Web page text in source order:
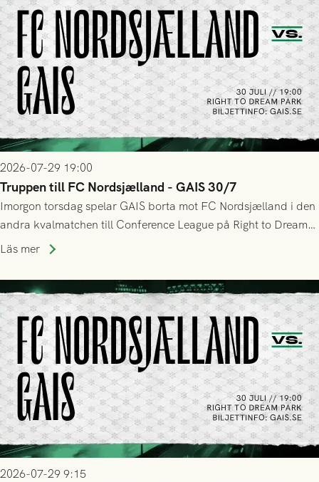
2026-07-29 19:00
Truppen till FC Nordsjælland - GAIS 30/7
Imorgon torsdag spelar GAIS borta mot FC Nordsjælland i den
andra kvalmatchen till Conference League på Right to Dream
Park! Fredrik Holmberg och ledarstaben har tagit ut följande
Läs mer
2026-07-29 9:15